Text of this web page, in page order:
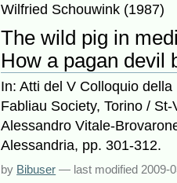
Wilfried Schouwink (1987)
The wild pig in
How a pagan devil
In: Atti del V Colloquio
Fabliau Society, Torino /
Alessandro Vitale-
Alessandria, pp. 301-312.
by Bibuser — last modified 2009-